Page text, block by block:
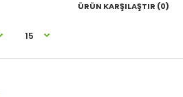
ÜRÜN KARŞILAŞTIR (0)